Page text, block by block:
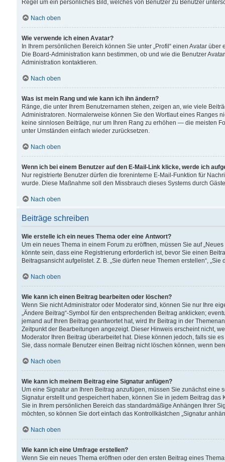
Regel um ein persönliches Bild, welches von Benutzer zu Benutzer
Nach oben
Wie verwende ich einen Avatar?
In Ihrem persönlichen Bereich können Sie unter „Profil“ einen Avatar
Die Board-Administration kann bestimmen, ob und wie die Benutzer
Administration kontaktieren.
Nach oben
Was ist mein Rang und wie kann ich ihn ändern?
Ränge, die unter Ihrem Benutzernamen stehen, zeigen an, wie viele
Administratoren. Normalerweise können Sie den Wortlaut eines Ranges
keine sinnlosen Beiträge, nur um Ihren Rang zu erhöhen — die meisten
unter Umständen einfach wieder zurücksetzen.
Nach oben
Wenn ich bei einem Benutzer auf den E-Mail-Link klicke, werde ich
Nur registrierte Benutzer dürfen die foreninterne E-Mail-Funktion für
wurde. Diese Maßnahme soll den Missbrauch dieses Systems durch
Nach oben
Beiträge schreiben
Wie erstelle ich ein neues Thema oder eine Antwort?
Um ein neues Thema in einem Forum zu eröffnen, müssen Sie auf
könnte sein, dass eine Registrierung erforderlich ist, bevor Sie einen
Beitragsansicht aufgelistet. Z. B. „Sie dürfen neue Themen erstellen“,
Nach oben
Wie kann ich einen Beitrag bearbeiten oder löschen?
Wenn Sie nicht Administrator oder Moderator sind, können Sie nur Ihre
„Ändere Beitrag“-Symbol für den entsprechenden Beitrag anklicken;
jemand auf Ihren Beitrag geantwortet hat, wird Ihr Beitrag in der
Zeitpunkt der Bearbeitungen angezeigt. Dieser Hinweis erscheint nicht,
Moderator Ihren Beitrag überarbeitet hat. Diese können jedoch, falls sie
Sie, dass normale Benutzer einen Beitrag nicht löschen können, wenn
Nach oben
Wie kann ich meinem Beitrag eine Signatur anfügen?
Um eine Signatur an Ihren Beitrag anzufügen, müssen Sie zunächst
Signatur erstellt und gespeichert haben, können Sie in jedem Beitrag
Sie in Ihrem persönlichen Bereich das standardmäßige Anhängen Ihrer
möchten, so können Sie dort einfach das Kontrollkästchen „Signatur
Nach oben
Wie kann ich eine Umfrage erstellen?
Wenn Sie ein neues Thema eröffnen oder den ersten Beitrag eines